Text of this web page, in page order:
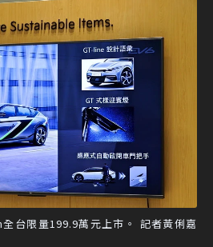
台限量199.9萬元上市。 記者黃俐嘉